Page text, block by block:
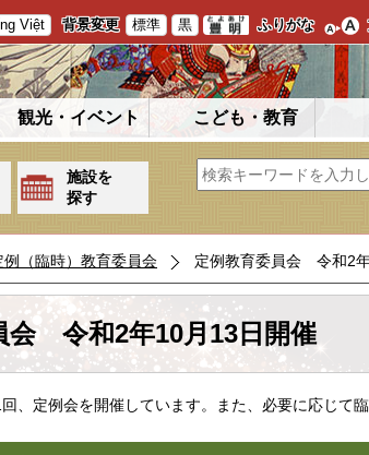
Việt 背景変更 標準 黒 ふりがな
観光・イベント こども・教育
施設を
探す
例（臨時）教育委員会 定例教育委員会 令和2
会 令和2年10月13日開催
、定例会を開催しています。また、必要に応じて臨